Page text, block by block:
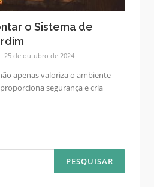
o Sistema de
25 de outubro de 2024
apenas valoriza o ambiente
segurança e cria